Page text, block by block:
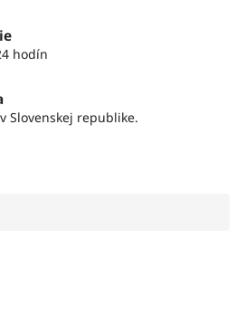
hodín
Slovenskej republike.